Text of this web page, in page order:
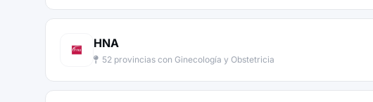
HNA
52 provincias con Ginecología y Obstetricia